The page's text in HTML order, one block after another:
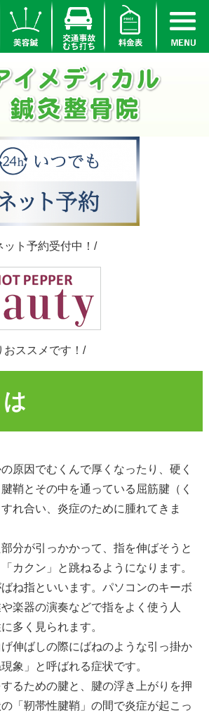
ット予約受付中！/
おススメです！/
原因でむくんで厚くなったり、硬く
鞘とその中を通っている屈筋腱（く
れ合い、炎症のために腫れてきま
分が引っかかって、指を伸ばそうと
カクン」と跳ねるようになります。
ね指といいます。パソコンのキーボ
楽器の演奏などで指をよく使う人
多く見られます。
伸ばしの際にばねのような引っ掛か
象」と呼ばれる症状です。
るための腱と、腱の浮き上がりを押
「靭帯性腱鞘」の間で炎症が起こっ